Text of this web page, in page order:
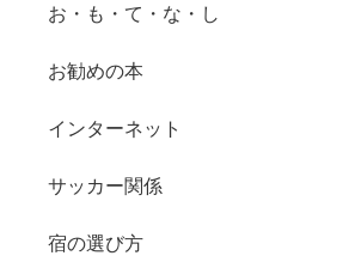
お・も・て・な・し
お勧めの本
インターネット
サッカー関係
宿の選び方